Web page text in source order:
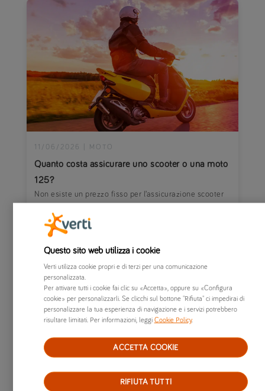
Quanto costa assicurare uno scooter o una moto
125?
11/06/2026 MOTO
Non esiste un prezzo fisso per l’assicurazione scooter
di più e come calcolare il tuo preventivo.
Questo sito web utilizza i cookie
Verti utilizza cookie propri e di terzi per una comunicazione
personalizzata.
Per attivare tutti i cookie fai clic su «Accetta», oppure su «Configura
cookie» per personalizzarli. Se clicchi sul bottone "Rifiuta" ci impedirai di
personalizzare la tua esperienza di navigazione e i servizi potrebbero
risultare limitati. Per informazioni, leggi Cookie Policy.
RIFIUTA TUTTI
ACCETTA COOKIE